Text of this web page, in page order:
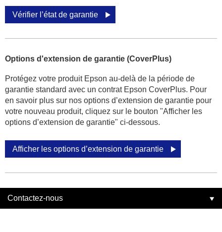
Vérifier l’état de garantie
Options d'extension de garantie (CoverPlus)
Protégez votre produit Epson au-delà de la période de
garantie standard avec un contrat Epson CoverPlus. Pour
en savoir plus sur nos options d’extension de garantie pour
votre nouveau produit, cliquez sur le bouton "Afficher les
options d’extension de garantie" ci-dessous.
Afficher les options d’extension de garantie
Contactez-nous